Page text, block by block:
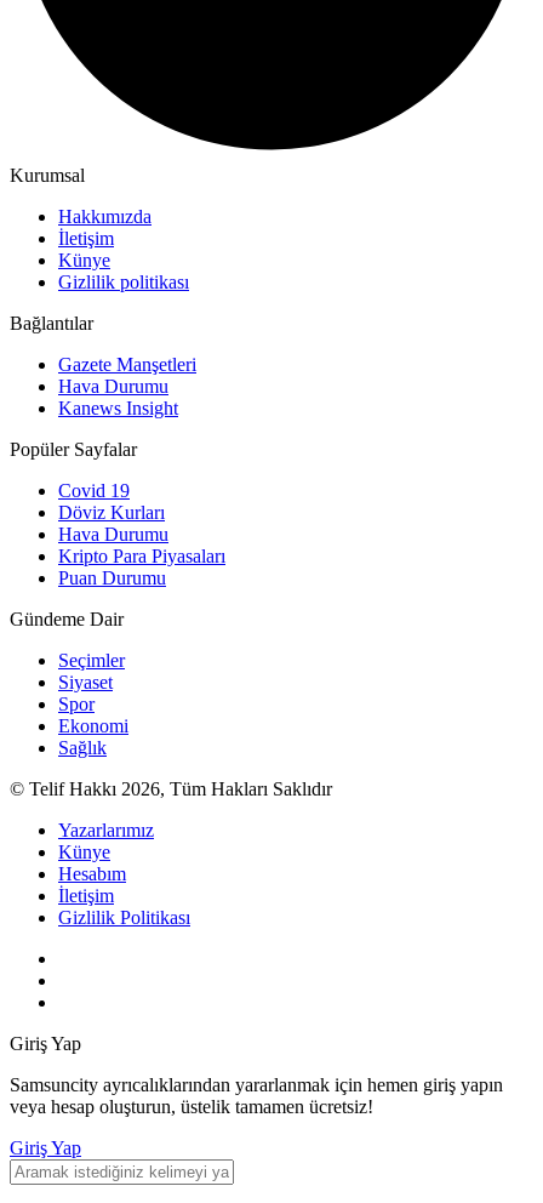
Kurumsal
Hakkımızda
İletişim
Künye
Gizlilik politikası
Bağlantılar
Gazete Manşetleri
Hava Durumu
Kanews Insight
Popüler Sayfalar
Covid 19
Döviz Kurları
Hava Durumu
Kripto Para Piyasaları
Puan Durumu
Gündeme Dair
Seçimler
Siyaset
Spor
Ekonomi
Sağlık
© Telif Hakkı 2026, Tüm Hakları Saklıdır
Yazarlarımız
Künye
Hesabım
İletişim
Gizlilik Politikası
Giriş Yap
Samsuncity ayrıcalıklarından yararlanmak için hemen giriş yapın
veya hesap oluşturun, üstelik tamamen ücretsiz!
Giriş Yap